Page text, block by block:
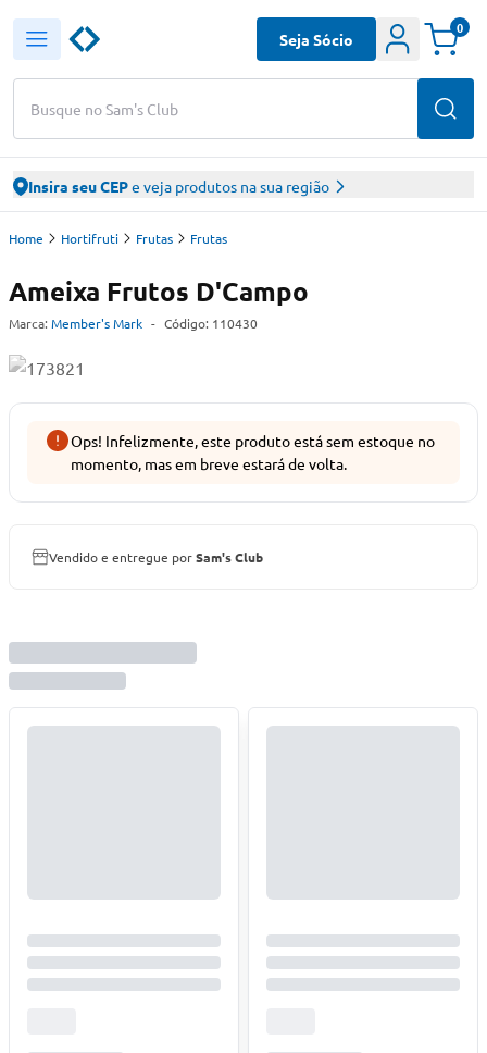
Busque no Sam's Club
Seja Sócio
0
Insira seu CEPe veja produtos na sua região
Home Hortifruti Frutas Frutas
Ameixa Frutos D'Campo
Marca: Member's Mark - Código: 110430
Ops! Infelizmente, este produto está sem estoque no
momento, mas em breve estará de volta.
Vendido e entregue porSam's Club